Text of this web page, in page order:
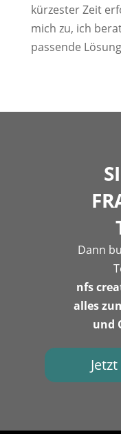
kürzester Zeit
mich zu, ich
passende
Dann
nfs
alles
und